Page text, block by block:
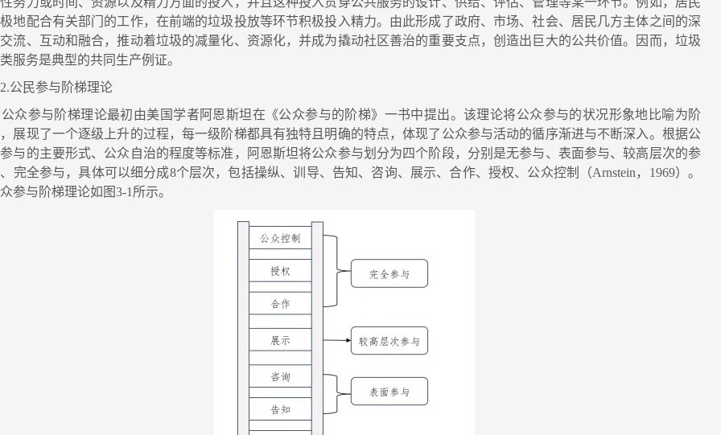
地配合有关部门的工作，在前端的垃圾投放等环节积极投入精力。由此形成了政府、市场、社会、居民几方主体之间的深
流、互动和融合，推动着垃圾的减量化、资源化，并成为撬动社区善治的重要支点，创造出巨大的公共价值。因而，垃圾
服务是典型的共同生产例证。
民参与阶梯理论
参与阶梯理论最初由美国学者阿恩斯坦在《公众参与的阶梯》一书中提出。该理论将公众参与的状况形象地比喻为阶
展现了一个逐级上升的过程，每一级阶梯都具有独特且明确的特点，体现了公众参与活动的循序渐进与不断深入。根据公
与的主要形式、公众自治的程度等标准，阿恩斯坦将公众参与划分为四个阶段，分别是无参与、表面参与、较高层次的参
完全参与，具体可以细分成8个层次，包括操纵、训导、告知、咨询、展示、合作、授权、公众控制（Arnstein，1969）。
参与阶梯理论如图3-1所示。